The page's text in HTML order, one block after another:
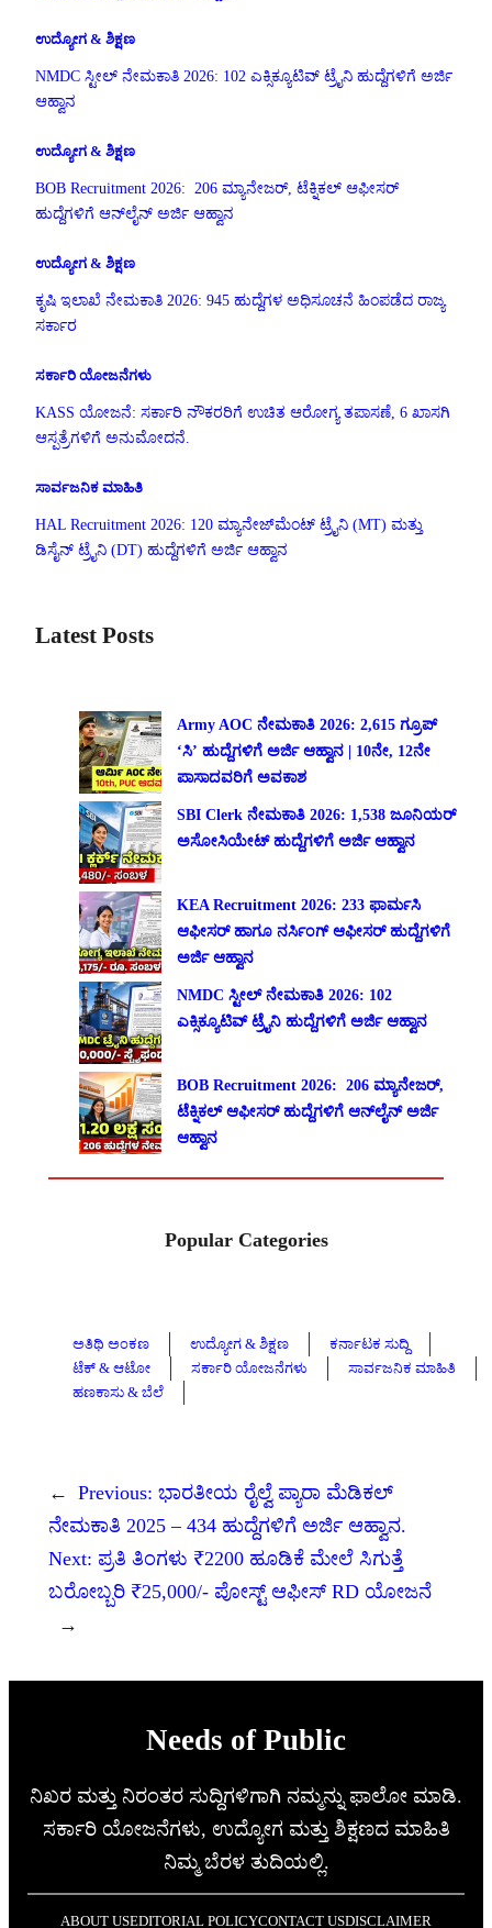
ಉದ್ಯೋಗ & ಶಿಕ್ಷಣ
NMDC ಸ್ಟೀಲ್ ನೇಮಕಾತಿ 2026: 102 ಎಕ್ಸಿಕ್ಯೂಟಿವ್ ಟ್ರೈನಿ ಹುದ್ದೆಗಳಿಗೆ ಅರ್ಜಿ
ಆಹ್ವಾನ
ಉದ್ಯೋಗ & ಶಿಕ್ಷಣ
BOB Recruitment 2026: 206 ಮ್ಯಾನೇಜರ್, ಟೆಕ್ನಿಕಲ್ ಆಫೀಸರ್
ಹುದ್ದೆಗಳಿಗೆ ಆನ್‌ಲೈನ್ ಅರ್ಜಿ ಆಹ್ವಾನ
ಉದ್ಯೋಗ & ಶಿಕ್ಷಣ
ಕೃಷಿ ಇಲಾಖೆ ನೇಮಕಾತಿ 2026: 945 ಹುದ್ದೆಗಳ ಅಧಿಸೂಚನೆ ಹಿಂಪಡೆದ ರಾಜ್ಯ
ಸರ್ಕಾರ
ಸರ್ಕಾರಿ ಯೋಜನೆಗಳು
KASS ಯೋಜನೆ: ಸರ್ಕಾರಿ ನೌಕರರಿಗೆ ಉಚಿತ ಆರೋಗ್ಯ ತಪಾಸಣೆ, 6 ಖಾಸಗಿ
ಆಸ್ಪತ್ರೆಗಳಿಗೆ ಅನುಮೋದನೆ.
ಸಾರ್ವಜನಿಕ ಮಾಹಿತಿ
HAL Recruitment 2026: 120 ಮ್ಯಾನೇಜ್‌ಮೆಂಟ್ ಟ್ರೈನಿ (MT) ಮತ್ತು
ಡಿಸೈನ್ ಟ್ರೈನಿ (DT) ಹುದ್ದೆಗಳಿಗೆ ಅರ್ಜಿ ಆಹ್ವಾನ
Latest Posts
Army AOC ನೇಮಕಾತಿ 2026: 2,615 ಗ್ರೂಪ್
‘ಸಿ’ ಹುದ್ದೆಗಳಿಗೆ ಅರ್ಜಿ ಆಹ್ವಾನ | 10ನೇ, 12ನೇ
ಪಾಸಾದವರಿಗೆ ಅವಕಾಶ
SBI Clerk ನೇಮಕಾತಿ 2026: 1,538 ಜೂನಿಯರ್
ಅಸೋಸಿಯೇಟ್ ಹುದ್ದೆಗಳಿಗೆ ಅರ್ಜಿ ಆಹ್ವಾನ
KEA Recruitment 2026: 233 ಫಾರ್ಮಸಿ
ಆಫೀಸರ್ ಹಾಗೂ ನರ್ಸಿಂಗ್ ಆಫೀಸರ್ ಹುದ್ದೆಗಳಿಗೆ
ಅರ್ಜಿ ಆಹ್ವಾನ
NMDC ಸ್ಟೀಲ್ ನೇಮಕಾತಿ 2026: 102
ಎಕ್ಸಿಕ್ಯೂಟಿವ್ ಟ್ರೈನಿ ಹುದ್ದೆಗಳಿಗೆ ಅರ್ಜಿ ಆಹ್ವಾನ
BOB Recruitment 2026: 206 ಮ್ಯಾನೇಜರ್,
ಟೆಕ್ನಿಕಲ್ ಆಫೀಸರ್ ಹುದ್ದೆಗಳಿಗೆ ಆನ್‌ಲೈನ್ ಅರ್ಜಿ
ಆಹ್ವಾನ
Popular Categories
ಅತಿಥಿ ಅಂಕಣ ಉದ್ಯೋಗ & ಶಿಕ್ಷಣ
ಕರ್ನಾಟಕ ಸುದ್ದಿ
ಟೆಕ್ & ಆಟೋ
ಸರ್ಕಾರಿ ಯೋಜನೆಗಳು
ಸಾರ್ವಜನಿಕ ಮಾಹಿತಿ
ಹಣಕಾಸು & ಬೆಲೆ
← Previous: ಭಾರತೀಯ ರೈಲ್ವೆ ಪ್ಯಾರಾ ಮೆಡಿಕಲ್
ನೇಮಕಾತಿ 2025 – 434 ಹುದ್ದೆಗಳಿಗೆ ಅರ್ಜಿ ಆಹ್ವಾನ.
Next: ಪ್ರತಿ ತಿಂಗಳು ₹2200 ಹೂಡಿಕೆ ಮೇಲೆ ಸಿಗುತ್ತೆ
ಬರೋಬ್ಬರಿ ₹25,000/- ಪೋಸ್ಟ್ ಆಫೀಸ್ RD ಯೋಜನೆ
→
Needs of Public
ನಿಖರ ಮತ್ತು ನಿರಂತರ ಸುದ್ದಿಗಳಿಗಾಗಿ ನಮ್ಮನ್ನು ಫಾಲೋ ಮಾಡಿ.
ಸರ್ಕಾರಿ ಯೋಜನೆಗಳು, ಉದ್ಯೋಗ ಮತ್ತು ಶಿಕ್ಷಣದ ಮಾಹಿತಿ
ನಿಮ್ಮ ಬೆರಳ ತುದಿಯಲ್ಲಿ.
ABOUT USEDITORIAL POLICYCONTACT USDISCLAIMER